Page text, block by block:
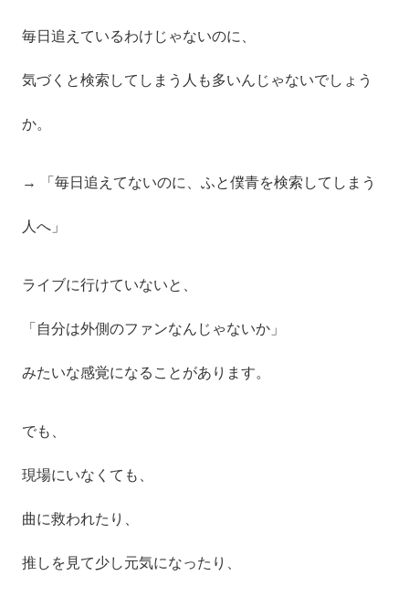
毎日追えているわけじゃないのに、
気づくと検索してしまう人も多いんじゃないでしょう
か。
→ 「毎日追えてないのに、ふと僕青を検索してしまう
人へ」
ライブに行けていないと、
「自分は外側のファンなんじゃないか」
みたいな感覚になることがあります。
でも、
現場にいなくても、
曲に救われたり、
推しを見て少し元気になったり、